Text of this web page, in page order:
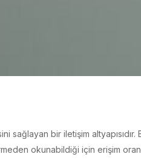
sağlayan bir iletişim
okunabildiği için erişim